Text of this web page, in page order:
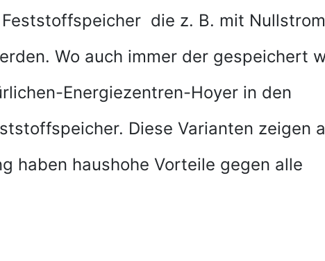
die z. B. mit Nullstrom
Wo auch immer der gespeichert
Energiezentren-Hoyer in den
Diese Varianten zeigen
haben haushohe Vorteile gegen alle